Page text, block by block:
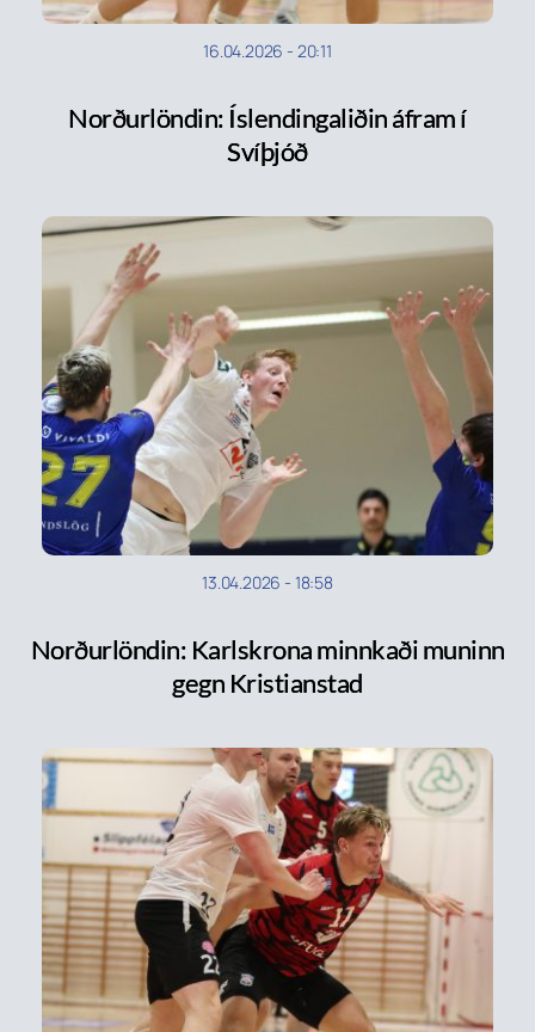
16.04.2026 - 20:11
Norðurlöndin: Íslendingaliðin áfram í
Svíþjóð
13.04.2026 - 18:58
Norðurlöndin: Karlskrona minnkaði muninn
gegn Kristianstad